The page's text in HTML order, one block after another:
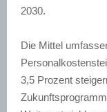
2030.
Die Mittel
3,5 Prozent